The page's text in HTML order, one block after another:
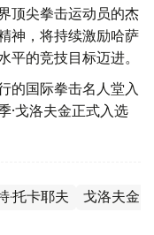
顶尖拳击运动员的杰
神，将持续激励哈萨
平的竞技目标迈进。
的国际拳击名人堂入
·戈洛夫金正式入选
·托卡耶夫 戈洛夫金